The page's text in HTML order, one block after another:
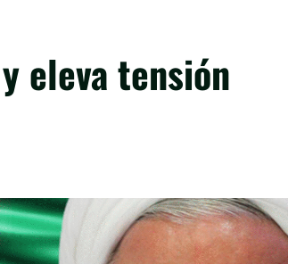
eleva tensión